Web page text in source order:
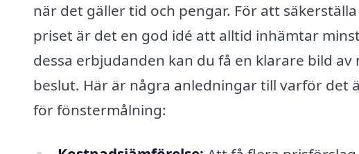
när det gäller tid och pengar. För att
priset är det en god idé att alltid inhämtar
dessa erbjudanden kan du få en klarare bild
beslut. Här är några anledningar till varför
för fönstermålning: